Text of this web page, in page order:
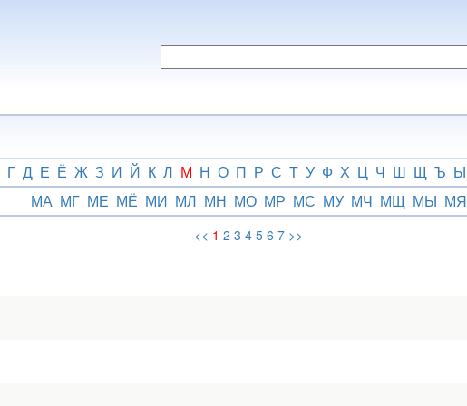
Г Д Е Ё Ж З И Й К Л М Н О П Р С Т У Ф Х Ц Ч Ш Щ Ъ Ы
МА МГ МЕ МЁ МИ МЛ МН МО МР МС МУ МЧ МЩ МЫ МЯ
<< 1 2 3 4 5 6 7 >>